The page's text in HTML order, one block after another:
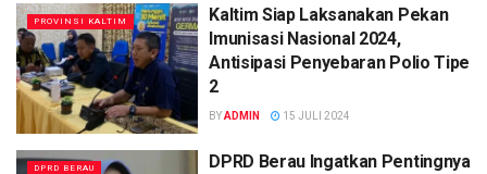
PROVINSI KALTIM
Kaltim Siap Laksanakan Pekan
Imunisasi Nasional 2024,
Antisipasi Penyebaran Polio Tipe
2
BYADMIN 15 JULI 2024
DPRD BERAU
DPRD Berau Ingatkan Pentingnya